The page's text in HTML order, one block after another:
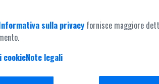
sulla privacy fornisce maggiore
cookieNote legali